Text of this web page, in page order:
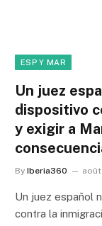
ESP Y MAR
Un juez
dispositivo
y exigir a
By Iberia360
Un juez español
contra la